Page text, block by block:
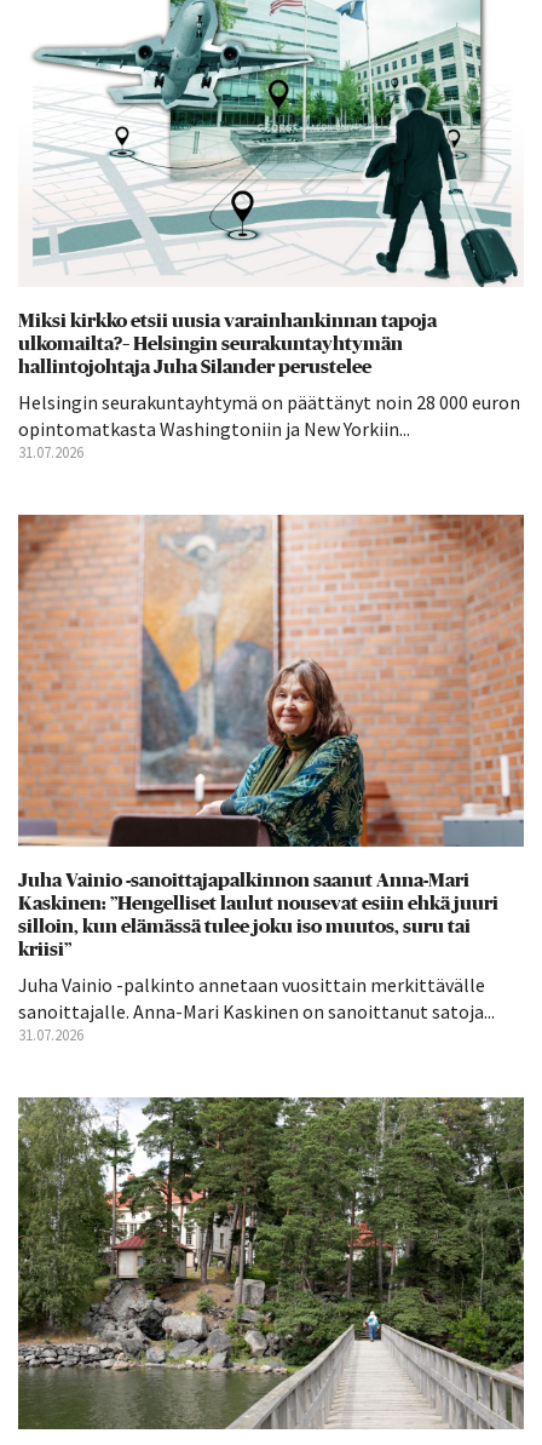
Miksi kirkko etsii uusia varainhankinnan tapoja
ulkomailta?– Helsingin seurakuntayhtymän
hallintojohtaja Juha Silander perustelee
Helsingin seurakuntayhtymä on päättänyt noin 28 000 euron
opintomatkasta Washingtoniin ja New Yorkiin...
31.07.2026
Juha Vainio -sanoittajapalkinnon saanut Anna-Mari
Kaskinen: ”Hengelliset laulut nousevat esiin ehkä juuri
silloin, kun elämässä tulee joku iso muutos, suru tai
kriisi”
Juha Vainio -palkinto annetaan vuosittain merkittävälle
sanoittajalle. Anna-Mari Kaskinen on sanoittanut satoja...
31.07.2026